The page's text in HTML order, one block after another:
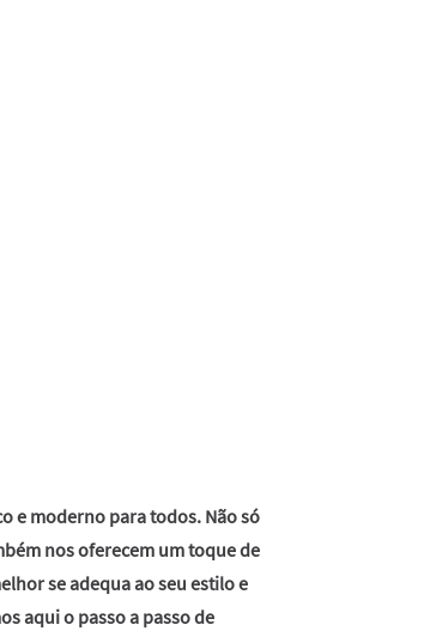
e moderno para todos. Não só
nos oferecem um toque de
se adequa ao seu estilo e
aqui o passo a passo de